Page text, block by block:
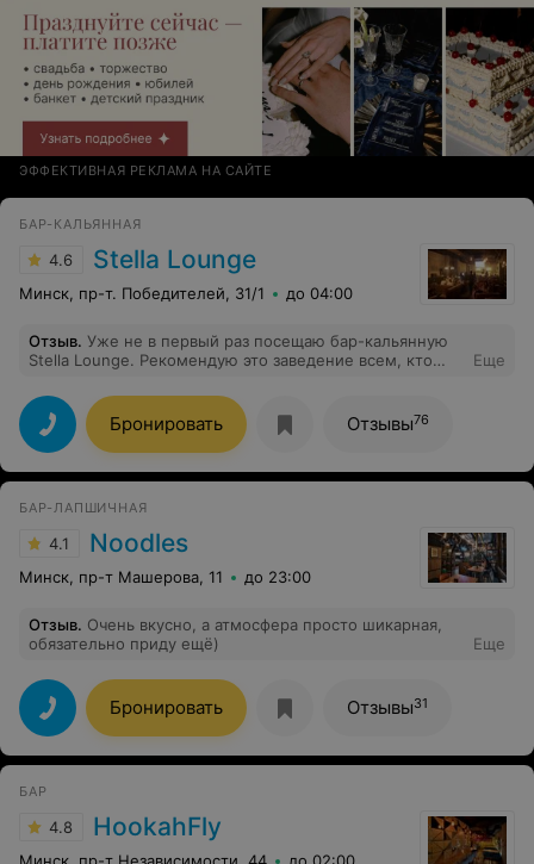
ЭФФЕКТИВНАЯ РЕКЛАМА НА САЙТЕ
БАР-КАЛЬЯННАЯ
4.6 Stella Lounge
Минск, пр-т. Победителей, 31/1 до 04:00
Отзыв. Уже не в первый раз посещаю бар-кальянную
Stella Lounge. Рекомендую это заведение всем, кто
отношение! Обязательно вернусь снова.
Еще
Бронировать Отзывы76
БАР-ЛАПШИЧНАЯ
4.1 Noodles
Минск, пр-т Машерова, 11 до 23:00
Отзыв. Очень вкусно, а атмосфера просто шикарная,
обязательно приду ещё)
Еще
Бронировать Отзывы31
БАР
4.8 HookahFly